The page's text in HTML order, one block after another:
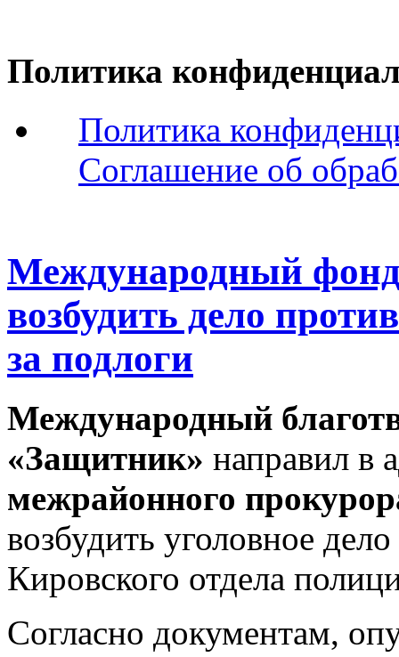
Политика
Политика
Соглашение об
Международный
возбудить дело
за подлоги
Международный
«Защитник» направил в
межрайонного
возбудить уголовное
Кировского отдела
Согласно документам,